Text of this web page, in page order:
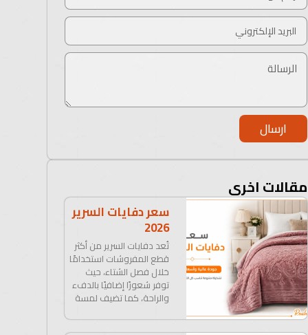
ارسال
مقالات اخرى
سعر دفايات السرير
2026
تُعد دفايات السرير من أكثر
قطع المفروشات استخدامًا
خلال فصل الشتاء، حيث
توفر شعورًا إضافيًا بالدفء
والراحة، كما تضيف لمسة